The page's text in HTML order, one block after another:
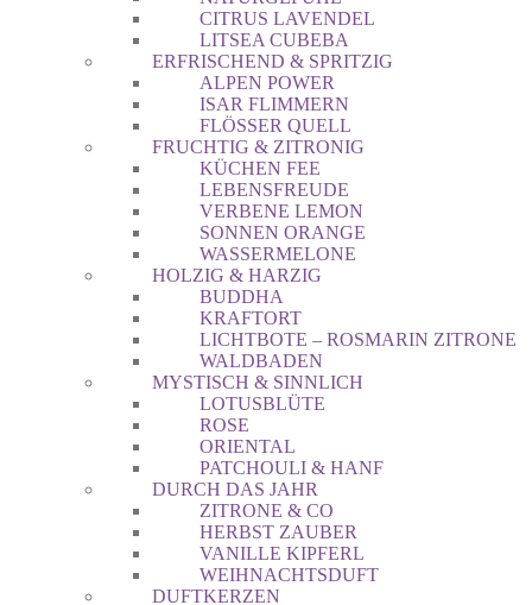
CITRUS LAVENDEL
LITSEA CUBEBA
ERFRISCHEND & SPRITZIG
ALPEN POWER
ISAR FLIMMERN
FLÖSSER QUELL
FRUCHTIG & ZITRONIG
KÜCHEN FEE
LEBENSFREUDE
VERBENE LEMON
SONNEN ORANGE
WASSERMELONE
HOLZIG & HARZIG
BUDDHA
KRAFTORT
LICHTBOTE – ROSMARIN ZITRONE
WALDBADEN
MYSTISCH & SINNLICH
LOTUSBLÜTE
ROSE
ORIENTAL
PATCHOULI & HANF
DURCH DAS JAHR
ZITRONE & CO
HERBST ZAUBER
VANILLE KIPFERL
WEIHNACHTSDUFT
DUFTKERZEN